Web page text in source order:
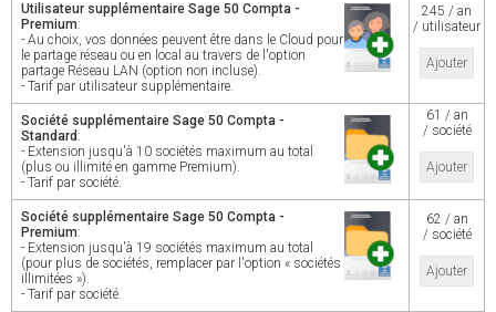
Utilisateur supplémentaire Sage 50 Compta -
Premium:
- Au choix, vos données peuvent être dans le Cloud pour
le partage réseau ou en local au travers de l'option
partage Réseau LAN (option non incluse).
- Tarif par utilisateur supplémentaire.
245 / an
/ utilisateur
Ajouter
Société supplémentaire Sage 50 Compta -
Standard:
- Extension jusqu'à 10 sociétés maximum au total
(plus ou illimité en gamme Premium).
- Tarif par société.
61 / an
/ société
Ajouter
Société supplémentaire Sage 50 Compta -
Premium:
- Extension jusqu'à 19 sociétés maximum au total
(pour plus de sociétés, remplacer par l'option « sociétés
illimitées »).
- Tarif par société.
62 / an
/ société
Ajouter